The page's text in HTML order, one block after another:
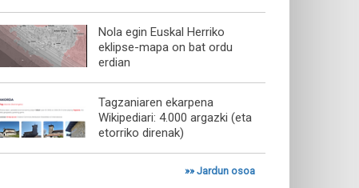
Nola egin Euskal Herriko
eklipse-mapa on bat ordu
erdian
Tagzaniaren ekarpena
Wikipediari: 4.000 argazki (eta
etorriko direnak)
»»Jardun osoa